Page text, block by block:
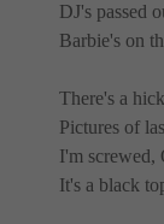
DJ's passed
Barbie's on
There's a
Pictures of
I'm screwed,
It's a black